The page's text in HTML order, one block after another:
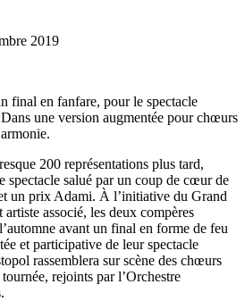
2019
final en fanfare, pour le spectacle
une version augmentée pour chœurs
200 représentations plus tard,
spectacle salué par un coup de cœur de
un prix Adami. À l’initiative du Grand
associé, les deux compères
avant un final en forme de feu
et participative de leur spectacle
rassemblera sur scène des chœurs
rejoints par l’Orchestre